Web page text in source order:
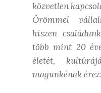
közvetlen
Örömmel
hiszen
több mint 20
életét,
magunkénak